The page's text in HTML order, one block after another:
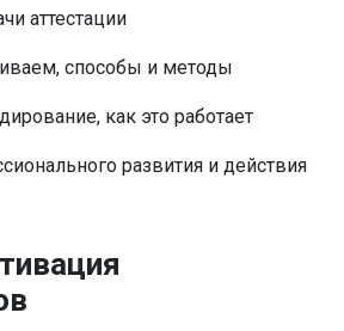
аттестации
способы и методы
как это работает
развития и действия